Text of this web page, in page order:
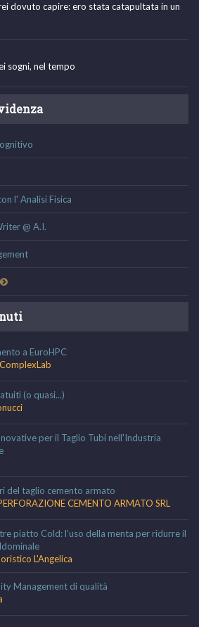
dovuto capire: ero stata catapultata in un
sogni, nel tempo
l' Analisi Fisica
@ A.I.
a EuroHPC
(o quasi...)
per il Taglio Tubi nell'Industria
del taglio cemento armato
CEMENTO ARMATO SRL
piatto Cold: l’uso della menta per ridurre il
L'Angelica
Management di qualità